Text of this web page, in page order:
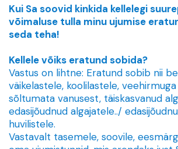
Kui Sa soovid kinkida kellelegi
võimaluse tulla minu ujumise
seda teha!
Kellele võiks eratund sobida?
Vastus on lihtne: Eratund sobib nii
väikelastele, koolilastele,
sõltumata vanusest, täiskasvanud
edasijõudnud algajatele../
huvilistele.
Vastavalt tasemele, soovile,